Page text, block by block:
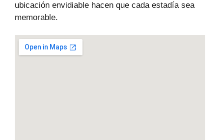
ubicación envidiable hacen que cada estadía sea
memorable.